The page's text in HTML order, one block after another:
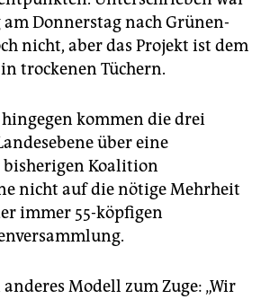
Donnerstag nach Grünen-
nicht, aber das Projekt ist dem
trockenen Tüchern.
kommen die drei
über eine
Koalition
nicht auf die nötige Mehrheit
immer 55-köpfigen
Modell zum Zuge: „Wir